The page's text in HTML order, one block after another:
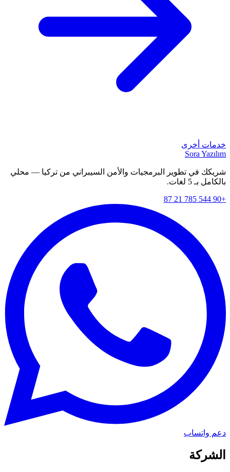
خدمات أخرى
Sora Yazılım
شريكك في تطوير البرمجيات والأمن السيبراني من تركيا — محلي
بالكامل بـ 5 لغات.
+90 544 785 21 87
دعم واتساب
الشركة